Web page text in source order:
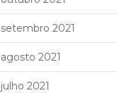
setembro 2021
agosto 2021
julho 2021